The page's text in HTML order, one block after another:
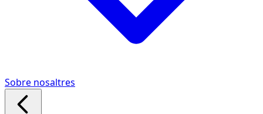
Sobre nosaltres